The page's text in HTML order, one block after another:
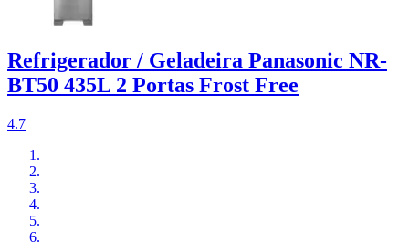
Refrigerador / Geladeira Panasonic NR-
BT50 435L 2 Portas Frost Free
4.7